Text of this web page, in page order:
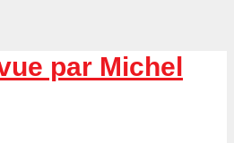
par Michel